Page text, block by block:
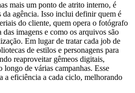
mais um ponto de atrito interno, é
da agência. Isso inclui definir quem é
do cliente, quem opera o fotógrafo
imagens e como os arquivos são
Em lugar de tratar cada job de
de estilos e personagens para
reaproveitar gêmeos digitais,
longo de várias campanhas. Esse
a eficiência a cada ciclo, melhorando